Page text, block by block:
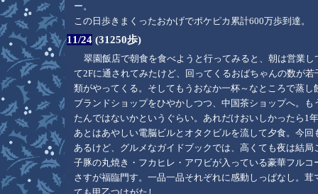
ー。
この日歩きまくったおかげでポケピカ累計600万歩到達。
11/24 (31250歩)
翠園飯店で朝食を食べようと行ってみると、朝は営業
て2Fに通されてみたけど、回ってくるおばちゃんの数が
類がやってくる。そしてもうおなか一杯～なところで蒸
ブランドショップをひやかしつつ、中国茶ショップへ。
たんではないかというぐらい。あれだけおいしかったら1
あとはあやしい電脳ビルとオタクビルを流して夕食。今
あるけど、グルメなガイドブックでは、高くても夜は結
子豚の丸焼き・フカヒレ・アワビが入っている豪華フル
さすが福臨門す。一品一品それぞれに感動しっぱなし。